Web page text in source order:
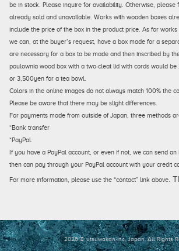
be in stock. Please inquire for availability. Otherwise, please
already sold and unavailable. Works with wooden boxes
include the price of the box in the product price. As for works
we can, at the buyer’s request, have a box made for a
are necessary for a box to be made and then inscribed by
paulownia wood box with a two-cleat lid with cords would
or 3,500yen for a tea bowl.
Colors in the online images do not always match 100% the
Please be aware that there may be slight differences.
For payments made from outside of Japan, three methods
*Bank transfer
*PayPal.
If you have a PayPal account, or even if not, we can send an
then can pay through your PayPal account with your credit
For more information, please use the “contact” link above.
2026 © utsuwakan inc, Japan.All Rights